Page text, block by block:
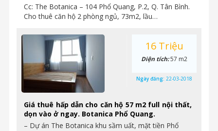
Cc: The Botanica – 104 Phổ Quang, P.2, Q. Tân Bình.
Cho thuê căn hộ 2 phòng ngủ, 73m2, lầu…
Giá thuê hấp dẫn cho căn hộ 57 m2 full nội thất,
dọn vào ở ngay. Botanica Phổ Quang.
– Dự án The Botanica khu sầm uất, mặt tiền Phổ
16 Triệu
Diện tích:57 m2
Ngày đăng: 22-03-2018